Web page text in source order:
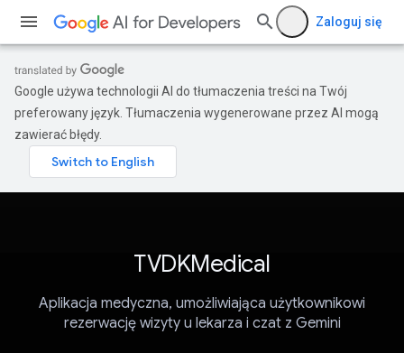
Zaloguj się
Google używa technologii AI do tłumaczenia treści na Twój
preferowany język. Tłumaczenia wygenerowane przez AI mogą
zawierać błędy.
TVDKMedical
Aplikacja medyczna, umożliwiająca użytkownikowi
rezerwację wizyty u lekarza i czat z Gemini